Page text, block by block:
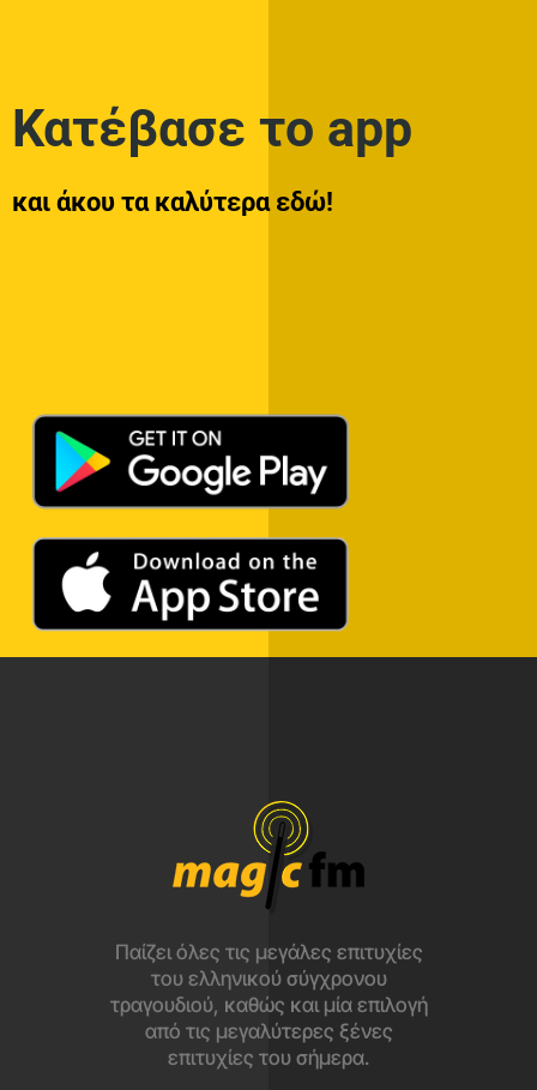
Κατέβασε το app
και άκου τα καλύτερα εδώ!
Παίζει όλες τις μεγάλες επιτυχίες
του ελληνικού σύγχρονου
τραγουδιού, καθώς και μία επιλογή
από τις μεγαλύτερες ξένες
επιτυχίες του σήμερα.